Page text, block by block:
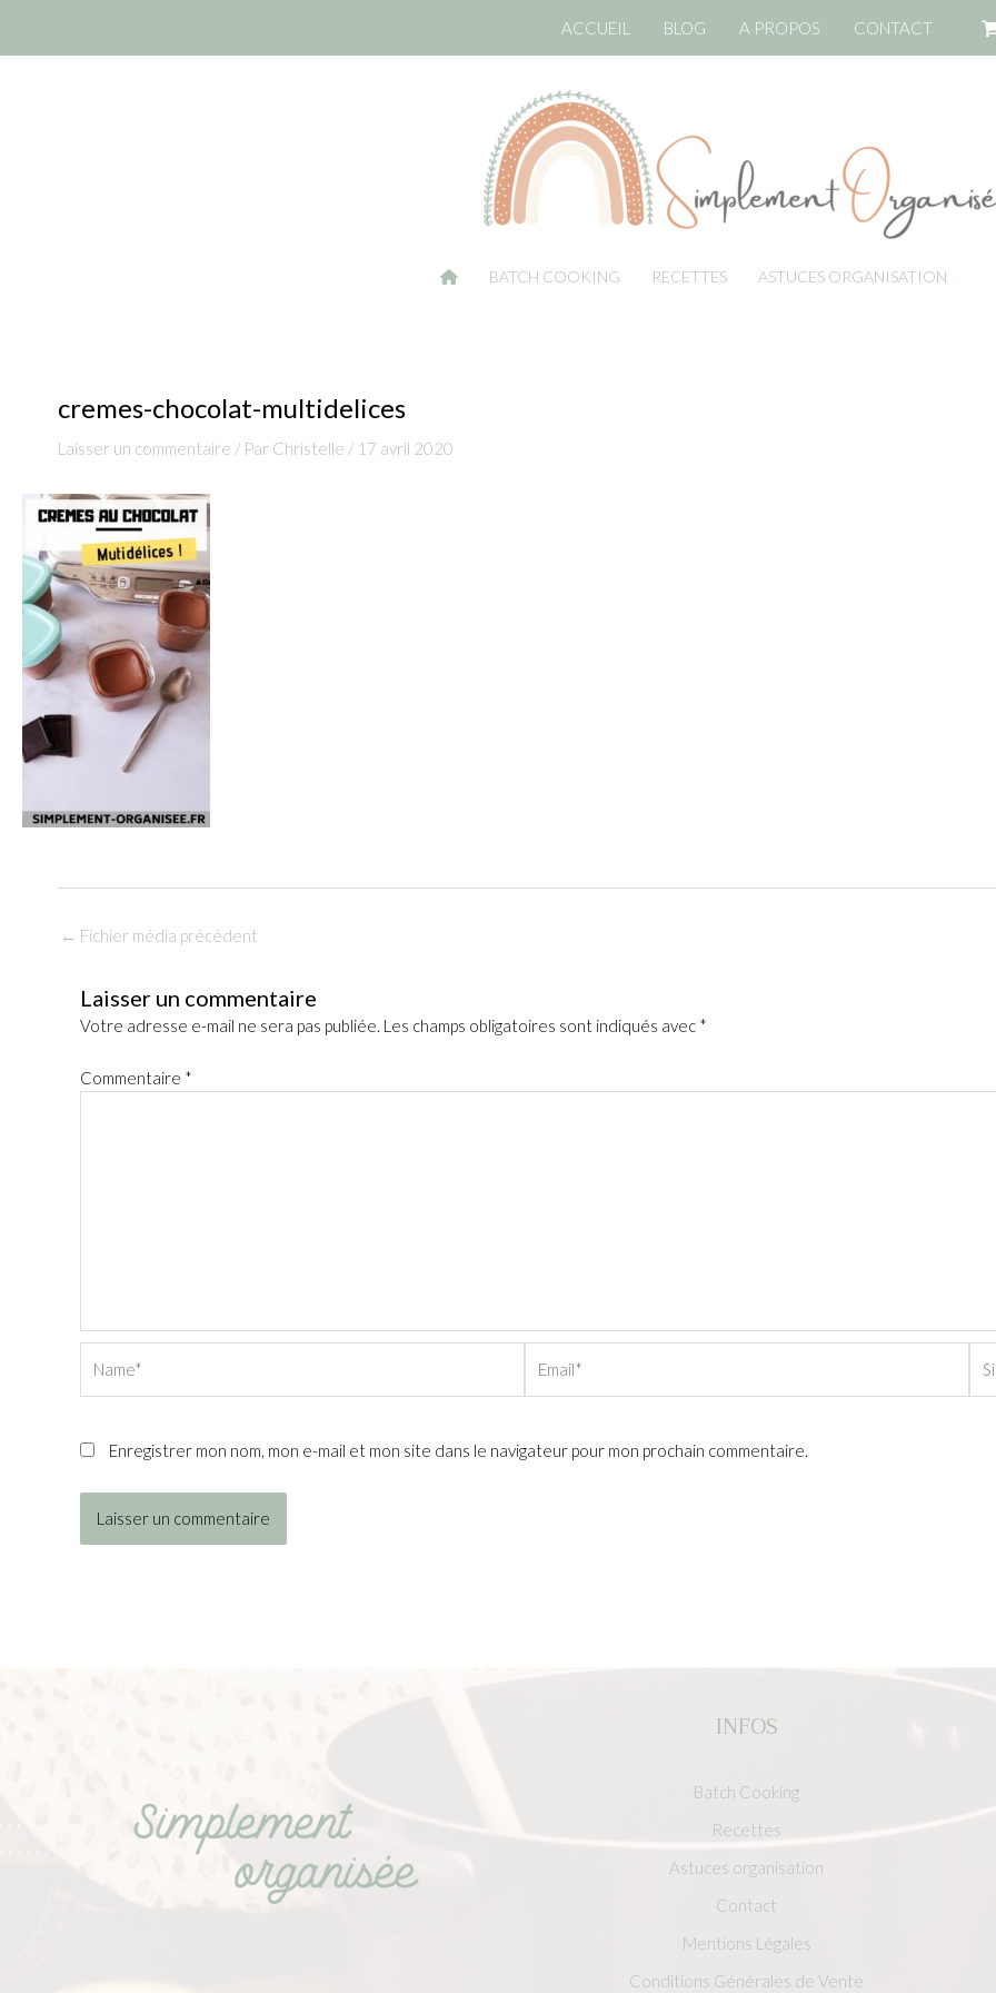
ACCUEIL BLOG A PROPOS CONTACT
BATCH COOKING RECETTES ASTUCES ORGANISATION
cremes-chocolat-multidelices
Laisser un commentaire / Par Christelle / 17 avril 2020
← Fichier média précédent
Laisser un commentaire
Votre adresse e-mail ne sera pas publiée. Les champs obligatoires sont indiqués avec *
Commentaire *
Enregistrer mon nom, mon e-mail et mon site dans le navigateur pour mon prochain commentaire.
INFOS
Batch Cooking
Recettes
Astuces organisation
Contact
Mentions Légales
Conditions Générales de Vente